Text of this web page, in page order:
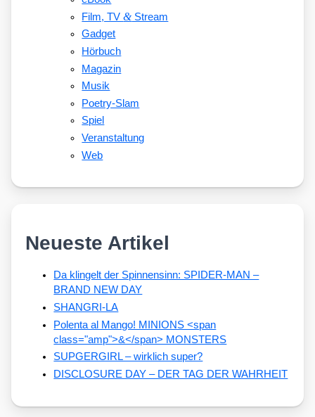
Film, TV&Stream
Gadget
Hörbuch
Magazin
Musik
Poetry-Slam
Spiel
Veranstaltung
Web
Neueste Artikel
Da klingelt der Spinnensinn: SPIDER-MAN –
BRAND NEW DAY
SHANGRI-LA
Polenta al Mango! MINIONS <span
class="amp">&</span> MONSTERS
SUPGERGIRL – wirklich super?
DISCLOSURE DAY – DER TAG DER WAHRHEIT